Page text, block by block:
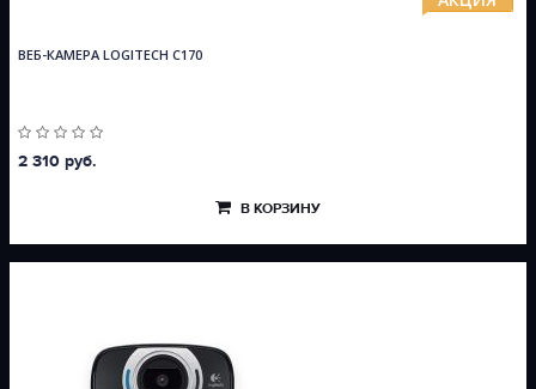
ВЕБ-КАМЕРА LOGITECH C170
2 310 руб.
В КОРЗИНУ